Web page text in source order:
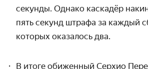
секунды. Однако каскадёр
пять секунд штрафа за каждый
которых оказалось два.
В итоге обиженный Серхио